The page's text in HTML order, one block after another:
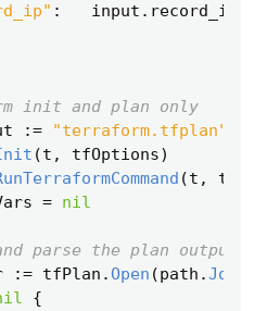
: input . record_ip
init and plan only
:=
"terraform.tfplan"
(t , tfOptions)
(t ,
= nil
parse the plan output
:= tfPlan . Open (path .Join
{